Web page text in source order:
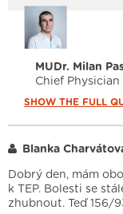
MUDr. Milan
Chief Physician
SHOW THE FULL
Blanka
Dobrý den, mám
k TEP. Bolesti se
zhubnout. Teď 156/